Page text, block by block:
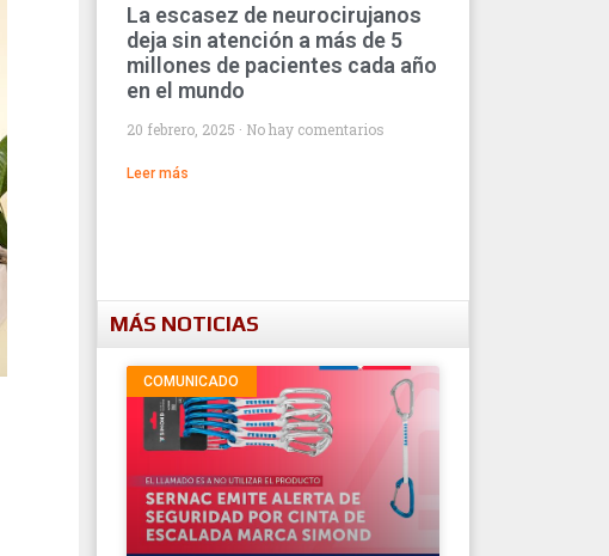
La escasez de neurocirujanos
deja sin atención a más de 5
millones de pacientes cada año
en el mundo
20 febrero, 2025 No hay comentarios
Leer más
MÁS NOTICIAS
COMUNICADO